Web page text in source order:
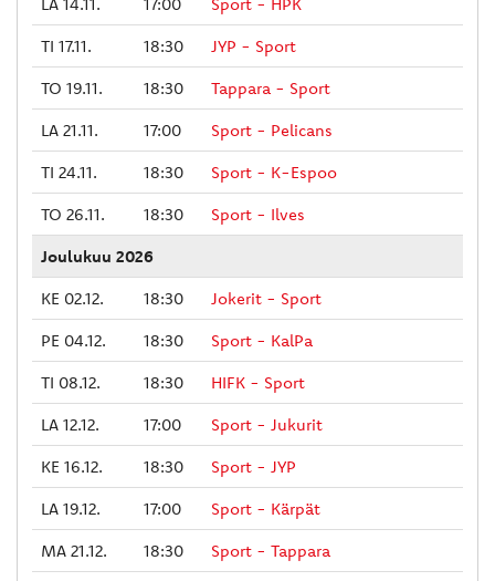
TI 17.11.
18:30
JYP - Sport
TO 19.11.
18:30
Tappara - Sport
LA 21.11.
17:00
Sport - Pelicans
TI 24.11.
18:30
Sport - K-Espoo
TO 26.11.
18:30
Sport - Ilves
Joulukuu 2026
KE 02.12.
18:30
Jokerit - Sport
PE 04.12.
18:30
Sport - KalPa
TI 08.12.
18:30
HIFK - Sport
LA 12.12.
17:00
Sport - Jukurit
KE 16.12.
18:30
Sport - JYP
LA 19.12.
17:00
Sport - Kärpät
MA 21.12.
18:30
Sport - Tappara